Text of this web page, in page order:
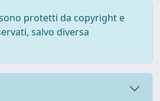
protetti da copyright e
salvo diversa